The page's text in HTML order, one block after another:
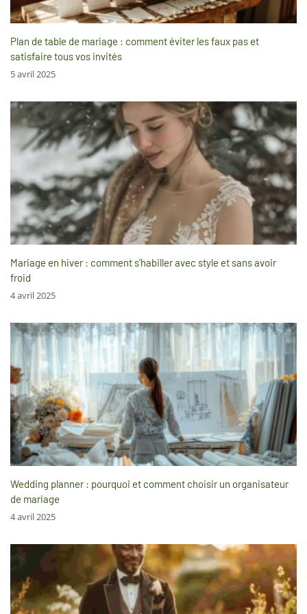
Plan de table de mariage : comment éviter les faux pas et
satisfaire tous vos invités
5 avril 2025
Mariage en hiver : comment s’habiller avec style et sans avoir
froid
4 avril 2025
Wedding planner : pourquoi et comment choisir un organisateur
de mariage
4 avril 2025